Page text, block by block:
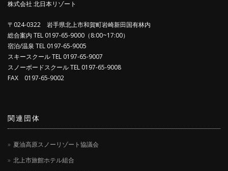
株式会社 北日本リゾート
〒024-0322 岩手県北上市和賀町岩崎新田国有林内
総合案内 TEL 0197-65-9000（8:00~17:00）
宿泊/温泉 TEL 0197-65-9005
スキースクール TEL 0197-65-9007
スノーボードスクール TEL 0197-65-9008
FAX 0197-65-9002
関連団体
夏油高原スノーリゾート協議会
北上市旅館ホテル組合